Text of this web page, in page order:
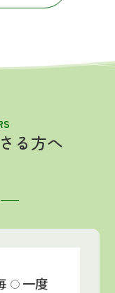
る方へ
一度